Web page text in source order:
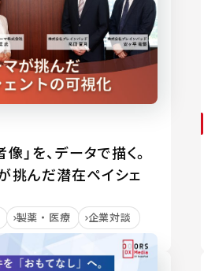
」を、データで描く。
挑んだ潜在ペイシェ
製薬・医療 企業対談